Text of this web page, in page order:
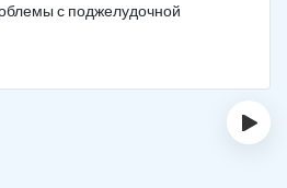
с поджелудочной
›